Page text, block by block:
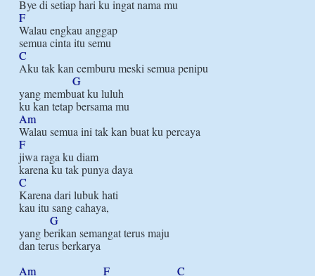
F
Walau engkau anggap
C
Aku tak kan cemburu meski semua penipu
G
yang membuat ku luluh
Am
F
jiwa raga ku diam
C
Karena dari lubuk hati
kau itu sang cahaya,
G
yang berikan semangat terus maju
dan terus berkarya
Am
F
C